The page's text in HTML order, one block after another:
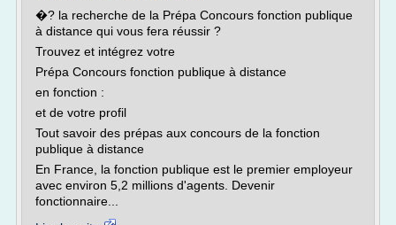
�? la recherche de la Prépa Concours fonction publique
à distance qui vous fera réussir ?
Trouvez et intégrez votre
Prépa Concours fonction publique à distance
en fonction :
et de votre profil
Tout savoir des prépas aux concours de la fonction
publique à distance
En France, la fonction publique est le premier employeur
avec environ 5,2 millions d'agents. Devenir
fonctionnaire...